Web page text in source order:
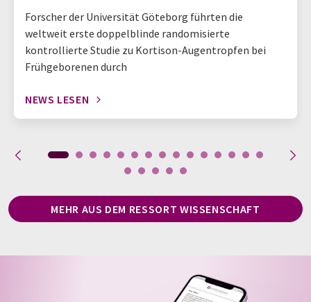
Forscher der Universität Göteborg führten die
weltweit erste doppelblinde randomisierte
kontrollierte Studie zu Kortison-Augentropfen bei
Frühgeborenen durch
NEWS LESEN
MEHR AUS DEM RESSORT WISSENSCHAFT